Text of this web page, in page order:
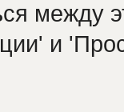
между
и